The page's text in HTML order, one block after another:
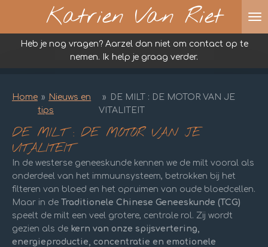
naar
Katrien Van Riet
Heb je nog vragen? Aarzel dan niet om contact op te
nemen. Ik help je graag verder.
Home » Nieuws en
tips
»
DE MILT : DE MOTOR VAN JE
VITALITEIT
DE MILT : DE MOTOR VAN JE
VITALITEIT
In de westerse geneeskunde kennen we de milt vooral als
onderdeel van het immuunsysteem, betrokken bij het
filteren van bloed en het opruimen van oude bloedcellen.
Maar in de Traditionele Chinese Geneeskunde (TCG)
speelt de milt een veel grotere, centrale rol. Zij wordt
gezien als de kern van onze spijsvertering,
energieproductie, concentratie en emotionele